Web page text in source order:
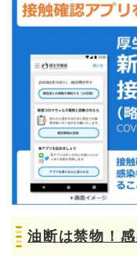
油断は禁物！